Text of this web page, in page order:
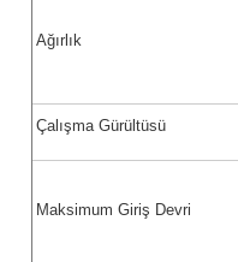
Ağırlık
Çalışma Gürültüsü
Maksimum Giriş Devri